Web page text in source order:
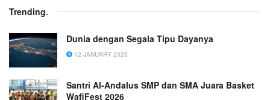
Trending.
Dunia dengan Segala Tipu Dayanya
12 JANUARY 2023
Santri Al-Andalus SMP dan SMA Juara Basket
WafiFest 2026